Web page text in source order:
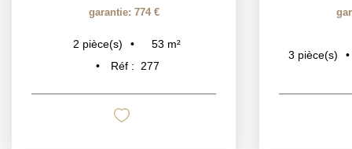
garantie: 774 €
2 pièce(s) 53 m²
Réf :
277
3 pièce(s)